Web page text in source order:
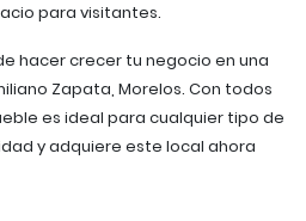
para visitantes.
hacer crecer tu negocio en una
Zapata, Morelos. Con todos
es ideal para cualquier tipo de
y adquiere este local ahora